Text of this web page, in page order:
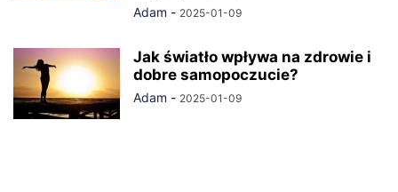
Adam - 2025-01-09
Jak światło wpływa na zdrowie i
dobre samopoczucie?
Adam - 2025-01-09